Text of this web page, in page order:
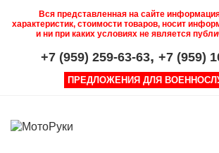
Вся представленная на сайте
характеристик, стоимости товаров, носит
и ни при каких условиях не является
+7 (959) 259-63-63, +7 (959)
ПРЕДЛОЖЕНИЯ ДЛЯ